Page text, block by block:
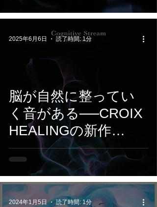
景
脳が自然に整ってい
く音がある──CROIX
HEALINGの新作
『Cognitive Stream』
で集中と創造のスイ
ッチをオン
2025年6月6日 読了時間: 1分
2024年1月5日 読了時間: 1分